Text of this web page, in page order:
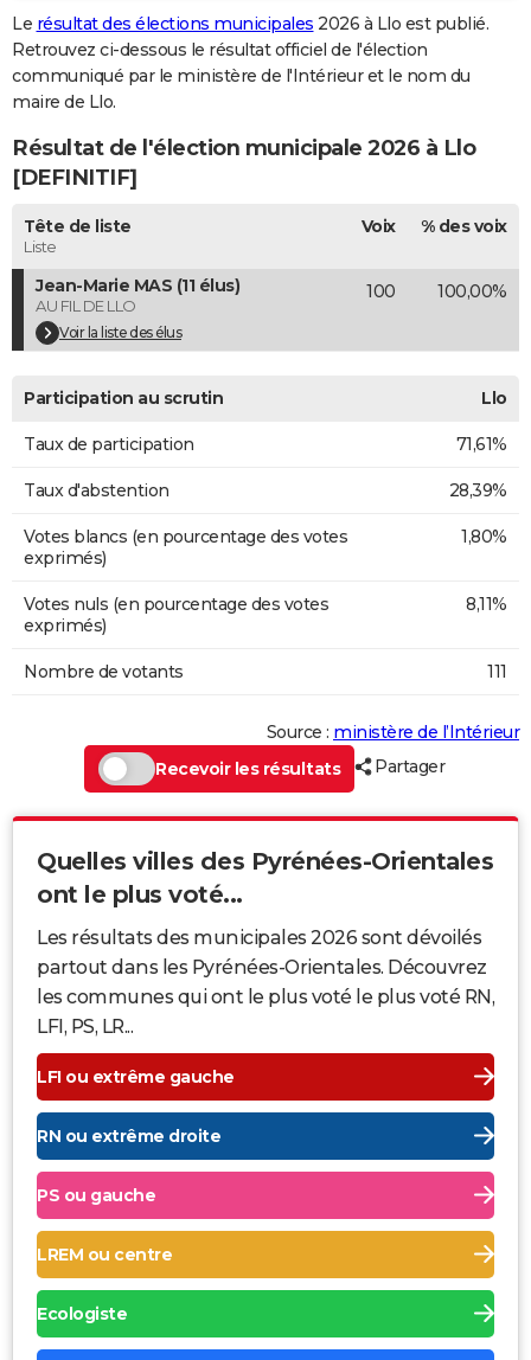
Destinations
City break
Voyage nature
Voyage de noces
Forum
Climat
+
PHOTO
GUIDES D'ACHAT
CARTE DE VOEUX
Carte de Noël
Carte Bonne année
Carte Saint-Valentin
Carte Pâques
Carte d'anniversaire
DICTIONNAIRE
PROGRAMME TV
COPAINS D'AVANT
Bricolage
Lifestyle
Culture
Sport
Auto
Television
Voyage
Cinema
Le résultat des élections municipales 2026 à Llo est publié.
Retrouvez ci-dessous le résultat officiel de l'élection
communiqué par le ministère de l'Intérieur et le nom du
maire de Llo.
Résultat de l'élection municipale 2026 à Llo
[DEFINITIF]
Tête de liste
Liste
Voix % des voix
Jean-Marie MAS (11 élus)
AU FIL DE LLO
Voir la liste des élus
100 100,00%
Participation au scrutin Llo
Taux de participation 71,61%
Taux d'abstention 28,39%
Votes blancs (en pourcentage des votes
exprimés)
1,80%
Votes nuls (en pourcentage des votes
exprimés)
8,11%
Nombre de votants 111
Source : ministère de l’Intérieur
Recevoir les résultats
Partager
Quelles villes des Pyrénées-Orientales
ont le plus voté...
Les résultats des municipales 2026 sont dévoilés
partout dans les Pyrénées-Orientales. Découvrez
les communes qui ont le plus voté le plus voté RN,
LFI, PS, LR...
LFI ou extrême gauche
RN ou extrême droite
PS ou gauche
LREM ou centre
Ecologiste